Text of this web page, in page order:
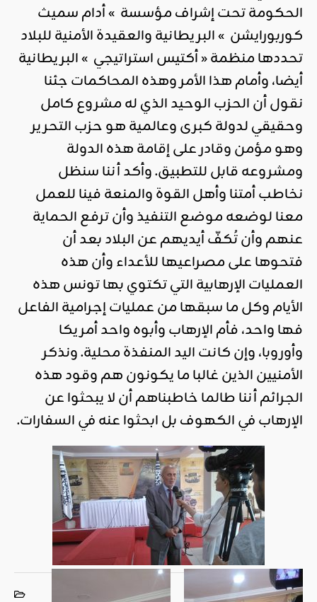
الحكومة تحت إشراف مؤسسة » أدام سميث
كوربورايشن » البريطانية والعقيدة الأمنية للبلاد
تحددها منظمة « أكتيس استراتيجي » البريطانية
أيضا، وأمام هذا الأمر وهذه المحاكمات جئنا
نقول أن الحزب الوحيد الذي له مشروع كامل
وحقيقي لدولة كبرى وعالمية هو حزب التحرير
وهو مؤمن وقادر على إقامة هذه الدولة
ومشروعه قابل للتطبيق. وأكد أننا سنظل
نخاطب أمتنا وأهل القوة والمنعة فينا للعمل
معنا لوضعه موضع التنفيذ وأن ترفع الحماية
عنهم وأن تُكفّ أيديهم عن البلاد بعد أن
فتحوها على مصراعيها للأعداء وأن هذه
العمليات الإرهابية التي تكتوي بها تونس هذه
الأيام وكل ما سبقها من عمليات إجرامية الفاعل
فها واحد، فأم الإرهاب وأبوه واحد أمريكا
وأوروبا، وإن كانت اليد المنفذة محلية. ونذكر
الأمنيين الذين غالبا ما يكونون هم وقود هذه
الجرائم أننا طالما خاطبناهم أن لا يبحثوا عن
الإرهاب في الكهوف بل ابحثوا عنه في السفارات.